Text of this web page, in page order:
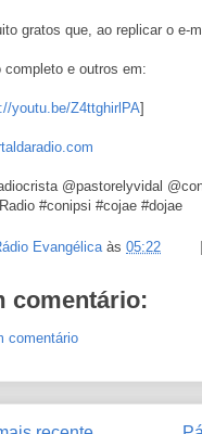
gratos que, ao replicar o e-
completo e outros em:
youtu.be/Z4ttghirlPA]
@pastorelyvidal
#conipsi #cojae #dojae
Evangélica às 05:22
comentário:
comentário